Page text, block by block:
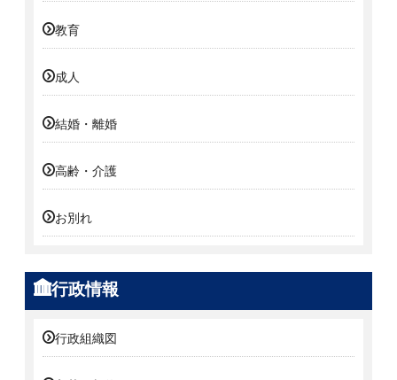
教育
成人
結婚・離婚
高齢・介護
お別れ
行政情報
行政組織図